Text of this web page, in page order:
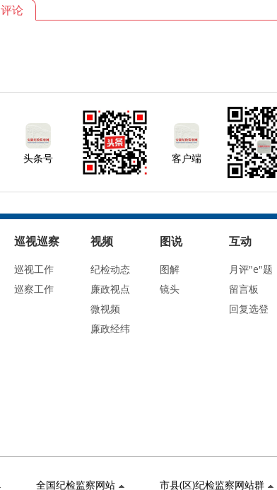
评论
头条号 客户端
巡视巡察
巡视工作
巡察工作
视频
纪检动态
廉政视点
微视频
廉政经纬
图说
图解
镜头
互动
月评"e"题
留言板
回复选登
全国纪检监察网站 市县(区)纪检监察网站群